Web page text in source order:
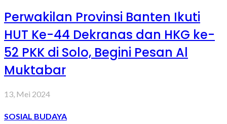
Perwakilan Provinsi Banten Ikuti
HUT Ke-44 Dekranas dan HKG ke-
52 PKK di Solo, Begini Pesan Al
Muktabar
13, Mei 2024
SOSIAL BUDAYA